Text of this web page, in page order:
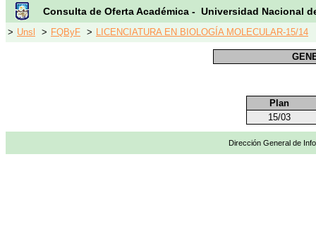
Consulta de Oferta Académica - Universidad Nacional
> Unsl > FQByF > LICENCIATURA EN BIOLOGÍA MOLECULAR-15/14
Plan
15/03
Dirección General de